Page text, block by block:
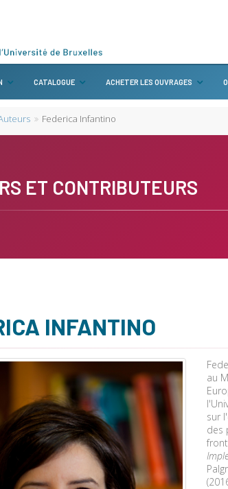
CATALOGUE ACHETER LES OUVRAGES
Federica Infantino
ET CONTRIBUTEURS
INFANTINO
au
sur
des